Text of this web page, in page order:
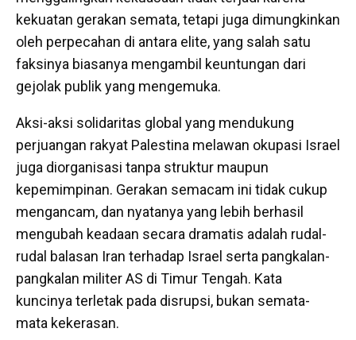
kekuatan gerakan semata, tetapi juga dimungkinkan
oleh perpecahan di antara elite, yang salah satu
faksinya biasanya mengambil keuntungan dari
gejolak publik yang mengemuka.
Aksi-aksi solidaritas global yang mendukung
perjuangan rakyat Palestina melawan okupasi Israel
juga diorganisasi tanpa struktur maupun
kepemimpinan. Gerakan semacam ini tidak cukup
mengancam, dan nyatanya yang lebih berhasil
mengubah keadaan secara dramatis adalah rudal-
rudal balasan Iran terhadap Israel serta pangkalan-
pangkalan militer AS di Timur Tengah. Kata
kuncinya terletak pada disrupsi, bukan semata-
mata kekerasan.